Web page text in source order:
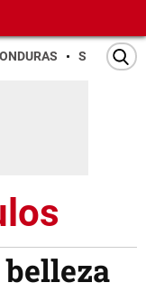
SAN PEDRO